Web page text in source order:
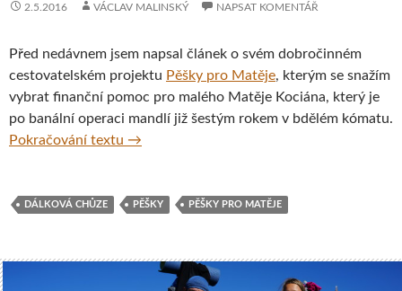
2.5.2016 VÁCLAV MALINSKÝ NAPSAT KOMENTÁŘ
Před nedávnem jsem napsal článek o svém dobročinném
cestovatelském projektu Pěšky pro Matěje, kterým se snažím
vybrat finanční pomoc pro malého Matěje Kociána, který je
po banální operaci mandlí již šestým rokem v bdělém kómatu.
Pokračování textu Pěšky pro Matěje – 11 dní, 350 km za sebou
→
DÁLKOVÁ CHŮZE PĚŠKY PĚŠKY PRO MATĚJE